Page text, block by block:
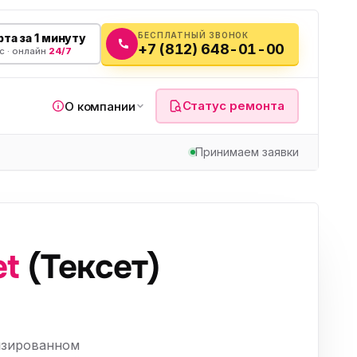
за 1 минуту
· онлайн 24/7
БЕСПЛАТНЫЙ ЗВОНОК
+7 (812) 648-01-00
О компании Статус ремонта
Принимаем заявки
(Тексет)